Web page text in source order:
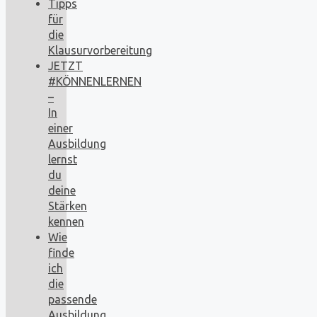
Tipps
für
die
Klausurvorbereitung
JETZT
#KÖNNENLERNEN
–
In
einer
Ausbildung
lernst
du
deine
Stärken
kennen
Wie
finde
ich
die
passende